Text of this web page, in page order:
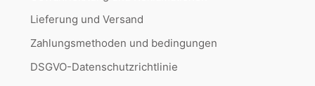
Lieferung und Versand
Zahlungsmethoden und bedingungen
DSGVO-Datenschutzrichtlinie